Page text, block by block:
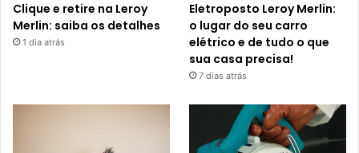
Clique e retire na Leroy
Merlin: saiba os detalhes
1 dia atrás
Eletroposto Leroy Merlin:
o lugar do seu carro
elétrico e de tudo o que
sua casa precisa!
7 dias atrás